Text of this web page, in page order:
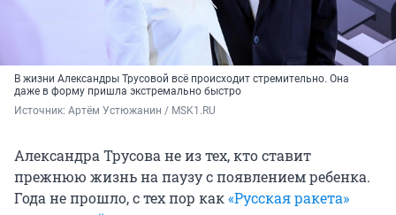
В жизни Александры Трусовой всё происходит стремительно. Она
даже в форму пришла экстремально быстро
Источник: Артём Устюжанин / MSK1.RU
Александра Трусова не из тех, кто ставит
прежнюю жизнь на паузу с появлением ребенка.
Года не прошло, с тех пор как«Русская ракета»